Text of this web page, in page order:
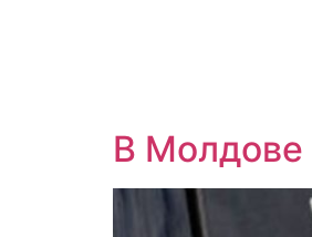
В Молдове